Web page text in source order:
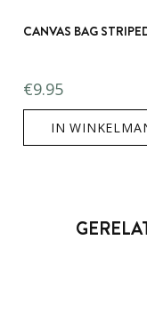
CANVAS BAG
€9.95
IN